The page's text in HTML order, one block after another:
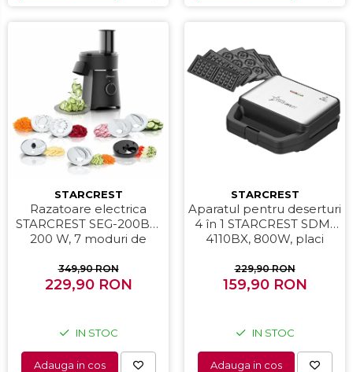
STARCREST
Razatoare electrica
STARCREST SEG-200BK,
200 W, 7 moduri de
349,90 RON
229,90 RON
IN STOC
Adauga in cos
STARCREST
Aparatul pentru deserturi
4 în 1 STARCREST SDM-
4110BX, 800W, placi
ceramic pentru vafe,
nuci, gogosi si smile
229,90 RON
159,90 RON
IN STOC
Adauga in cos